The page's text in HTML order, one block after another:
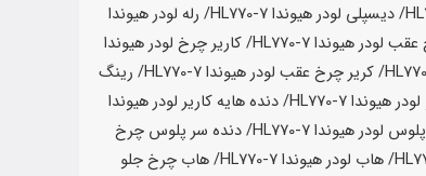
/ دیسپلی لودرهیوندا HL770-7 / رله لودرهیوندا
لودرهیوندا HL770-7 / کاریر چرخ لودرهیوندا
/ کریر چرخ عقب لودرهیوندا HL770-7
/ رینگ
هیوندا HL770-7 / دنده هایه کاریر لودرهیوندا
لودرهیوندا HL770-7
/ دنده سر پلوس چرخ
/ هاب لودرهیوندا HL770-7
/ هاب چرخ جلو